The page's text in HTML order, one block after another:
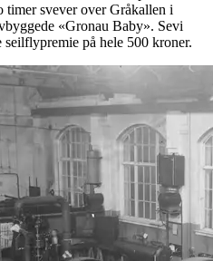
timer svever over Gråkallen i
«Gronau Baby». Sevi
på hele 500 kroner.